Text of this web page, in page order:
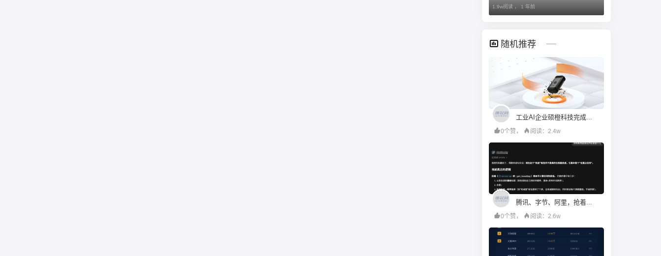
1.9w阅读 ， 1 年前
随机推荐
工业AI企业硕橙科技完成超亿元D+轮融资，工业母机产业投资基金领投｜首发
0个赞，
阅读：2.4w
腾讯、字节、阿里，抢着给打工人配「AI助理」
0个赞，
阅读：2.6w